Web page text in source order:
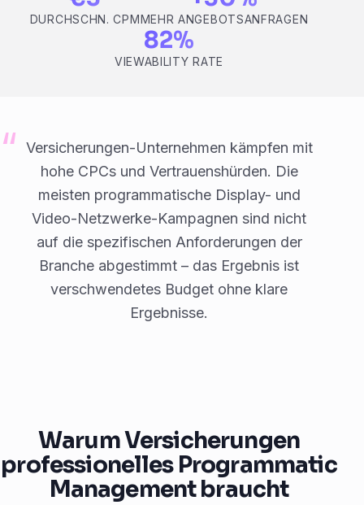
DURCHSCHN. CPM MEHR ANGEBOTSANFRAGEN
82%
VIEWABILITY RATE
Versicherungen-Unternehmen kämpfen mit
hohe CPCs und Vertrauenshürden. Die
meisten programmatische Display- und
Video-Netzwerke-Kampagnen sind nicht
auf die spezifischen Anforderungen der
Branche abgestimmt – das Ergebnis ist
verschwendetes Budget ohne klare
Ergebnisse.
Warum Versicherungen
professionelles Programmatic
Management braucht